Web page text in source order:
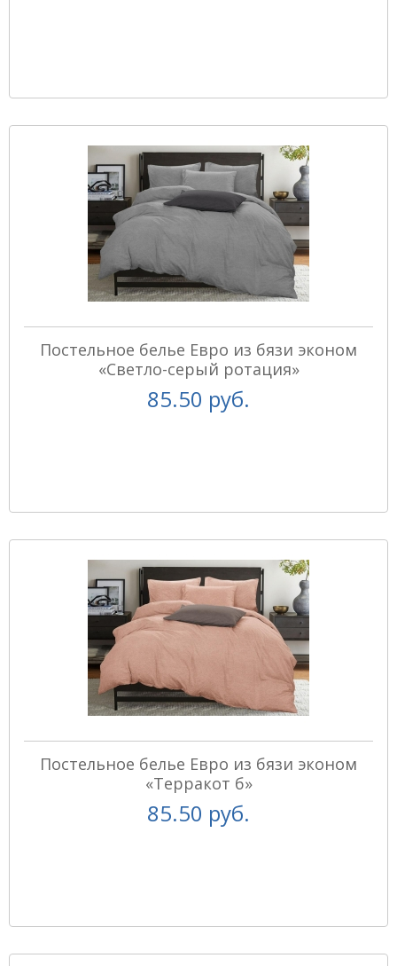
Постельное белье Евро из бязи эконом
«Светло-серый ротация»
85.50 руб.
Постельное белье Евро из бязи эконом
«Терракот б»
85.50 руб.